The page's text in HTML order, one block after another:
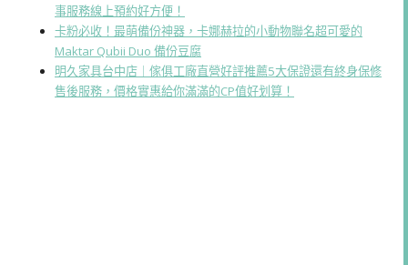
事服務線上預約好方便！
卡粉必收！最萌備份神器，卡娜赫拉的小動物聯名超可愛的
Maktar Qubii Duo 備份豆腐
明久家具台中店｜傢俱工廠直營好評推薦5大保證還有終身保修
售後服務，價格實惠給你滿滿的CP值好划算！